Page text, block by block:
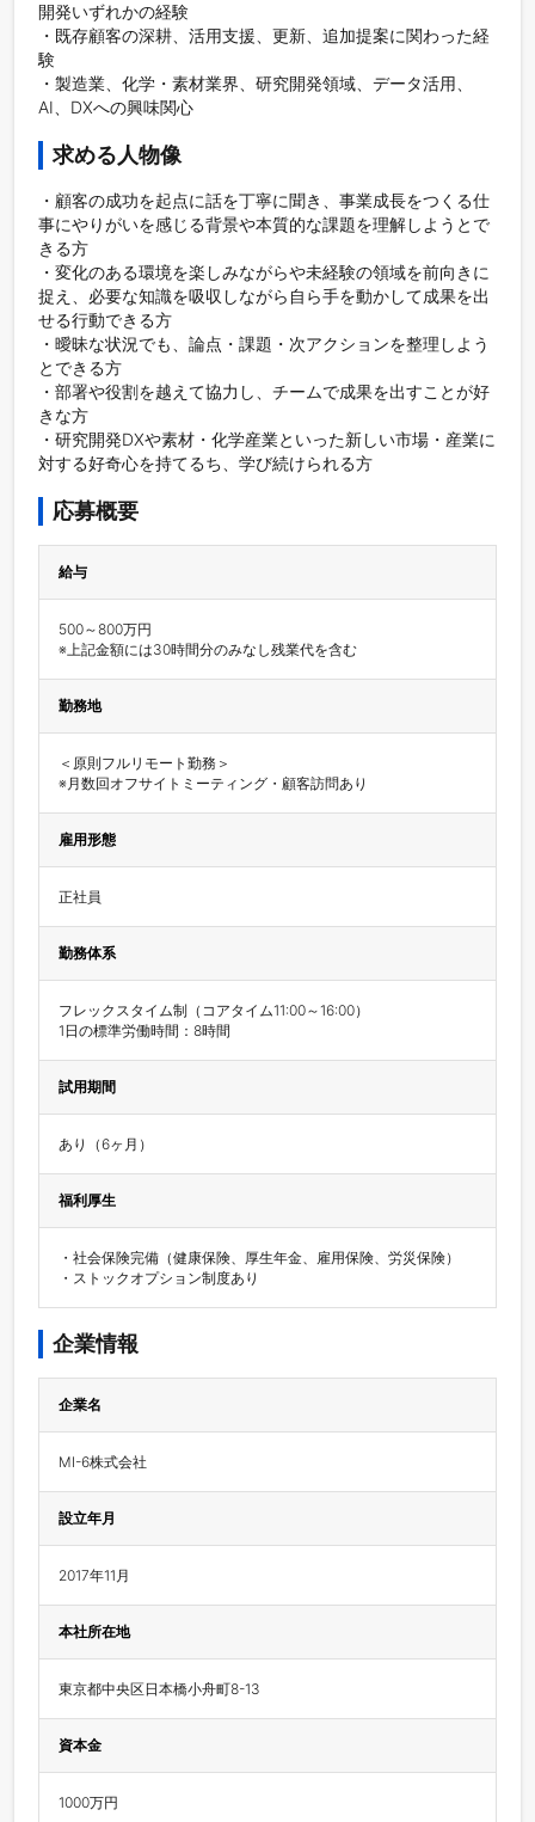
開発いずれかの経験
・既存顧客の深耕、活用支援、更新、追加提案に関わった経
験
・製造業、化学・素材業界、研究開発領域、データ活用、
AI、DXへの興味関心
求める人物像
・顧客の成功を起点に話を丁寧に聞き、事業成長をつくる仕
事にやりがいを感じる背景や本質的な課題を理解しようとで
きる方
・変化のある環境を楽しみながらや未経験の領域を前向きに
捉え、必要な知識を吸収しながら自ら手を動かして成果を出
せる行動できる方
・曖昧な状況でも、論点・課題・次アクションを整理しよう
とできる方
・部署や役割を越えて協力し、チームで成果を出すことが好
きな方
・研究開発DXや素材・化学産業といった新しい市場・産業に
対する好奇心を持てるち、学び続けられる方
応募概要
給与
500～800万円
※上記金額には30時間分のみなし残業代を含む
勤務地
＜原則フルリモート勤務＞
※月数回オフサイトミーティング・顧客訪問あり
雇用形態
正社員
勤務体系
フレックスタイム制（コアタイム11:00～16:00）
1日の標準労働時間：8時間
試用期間
あり（6ヶ月）
福利厚生
・社会保険完備（健康保険、厚生年金、雇用保険、労災保険）
・ストックオプション制度あり
企業情報
企業名
MI-6株式会社
設立年月
2017年11月
本社所在地
東京都中央区日本橋小舟町8-13
資本金
1000万円